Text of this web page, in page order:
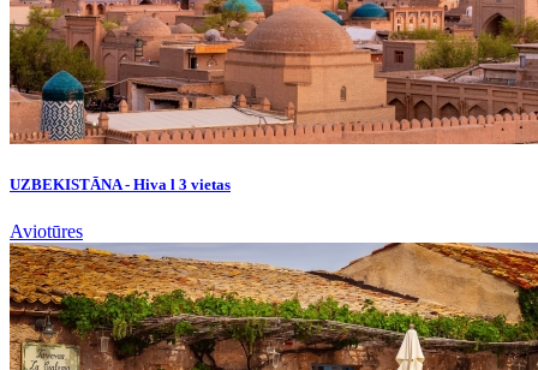
UZBEKISTĀNA - Hiva l 3 vietas
Aviotūres